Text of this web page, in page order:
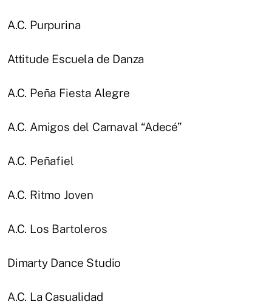
A.C. Purpurina
Attitude Escuela de Danza
A.C. Peña Fiesta Alegre
A.C. Amigos del Carnaval “Adecé”
A.C. Peñafiel
A.C. Ritmo Joven
A.C. Los Bartoleros
Dimarty Dance Studio
A.C. La Casualidad